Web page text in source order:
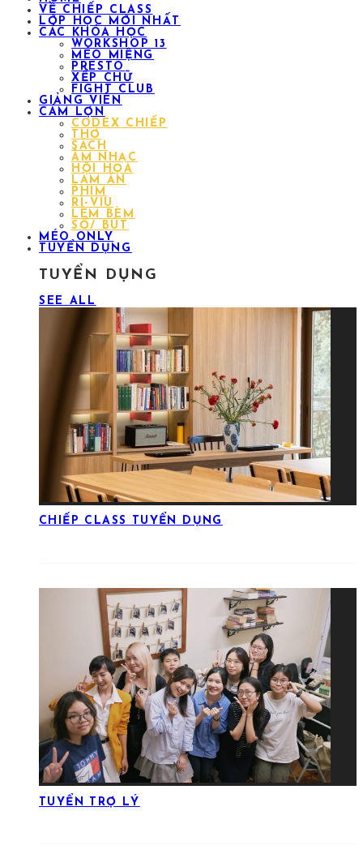
VỀ CHIẾP CLASS
LỚP HỌC MỚI NHẤT
CÁC KHÓA HỌC
WORKSHOP 13
MÉO MIỆNG
PRESTO
XẾP CHỮ
FIGHT CLUB
GIẢNG VIÊN
CÁM LỢN
CODEX CHIẾP
THƠ
SÁCH
ÂM NHẠC
HỘI HỌA
LÀM ĂN
PHIM
RÌ-VIU
LÈM BÈM
SỔ/ BÚT
MÉO ONLY
TUYỂN DỤNG
TUYỂN DỤNG
SEE ALL
CHIẾP CLASS TUYỂN DỤNG
TUYỂN TRỢ LÝ